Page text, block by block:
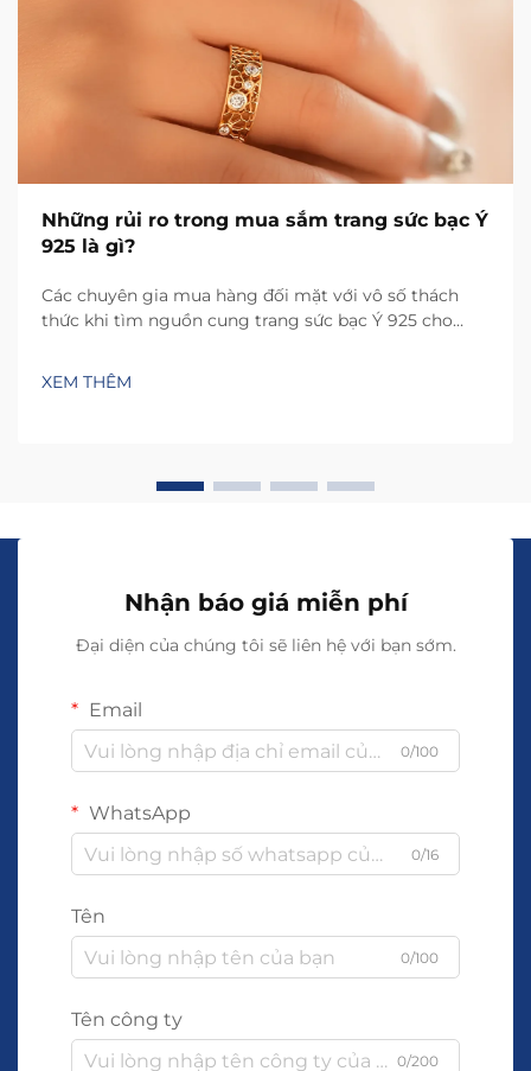
Những rủi ro trong mua sắm trang sức bạc Ý
925 là gì?
Các chuyên gia mua hàng đối mặt với vô số thách
thức khi tìm nguồn cung trang sức bạc Ý 925 cho
minh nhà cung cấp. Ngành trang sức tiềm ẩn những
rủi ro đặc thù có thể ảnh hưởng đáng kể đến chất
XEM THÊM
Nhận báo giá miễn phí
Đại diện của chúng tôi sẽ liên hệ với bạn sớm.
Email
0/100
WhatsApp
0/16
Tên
0/100
Tên công ty
0/200